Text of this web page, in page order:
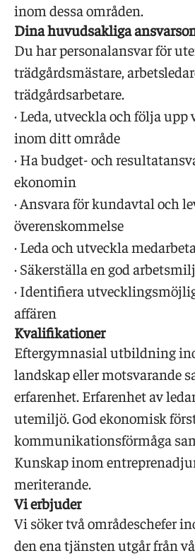
inom dessa områden.
Dina huvudsakliga
Du har personalansvar för
trädgårdsmästare,
trädgårdsarbetare.
· Leda, utveckla och följa upp
inom ditt område
· Ha budget- och
ekonomin
· Ansvara för kundavtal och
överenskommelse
· Leda och utveckla
· Säkerställa en god
· Identifiera
affären
Kvalifikationer
Eftergymnasial utbildning
landskap eller motsvarande
erfarenhet. Erfarenhet av
utemiljö. God ekonomisk
kommunikationsförmåga
Kunskap inom
meriterande.
Vi erbjuder
Vi söker två områdeschefer
den ena tjänsten utgår från